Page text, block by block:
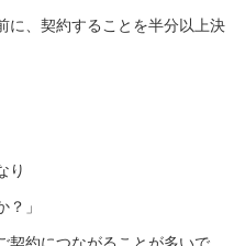
、 契約することを半分以上決
り
」
契約につながることが多いで